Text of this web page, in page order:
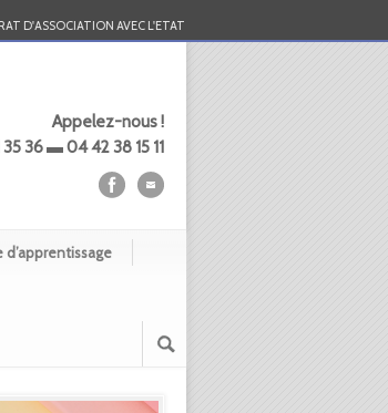
D'ASSOCIATION AVEC L'ETAT
Appelez-nous !
36 ▬ 04 42 38 15 11
d’apprentissage